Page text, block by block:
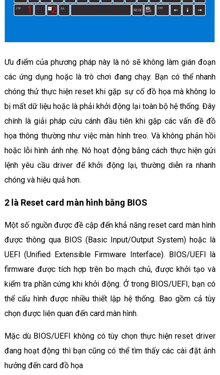
Ưu điểm của phương pháp này là nó sẽ không làm gián đoạn
các ứng dụng hoặc là trò chơi đang chạy. Bạn có thể nhanh
chóng thử thực hiện reset khi gặp sự cố đồ họa mà không lo
bị mất dữ liệu hoặc là phải khởi động lại toàn bộ hệ thống. Đây
chính là giải pháp cứu cánh đầu tiên khi gặp các vấn đề đồ
họa thông thường như việc màn hình treo. Và không phản hồi
hoặc lỗi hình ảnh nhẹ. Nó hoạt động bằng cách thực hiện gửi
lệnh yêu cầu driver để khởi động lại, thường diễn ra nhanh
chóng và hiệu quả hơn.
2 là Reset card màn hình bằng BIOS
Một số nguồn được đề cập đến khả năng reset card màn hình
được thông qua BIOS (Basic Input/Output System) hoặc là
UEFI (Unified Extensible Firmware Interface). BIOS/UEFI là
firmware được tích hợp trên bo mạch chủ, được khởi tạo và
kiểm tra phần cứng khi khởi động. Ở trong BIOS/UEFI, bạn có
thể cấu hình được nhiều thiết lập hệ thống. Bao gồm cả tùy
chọn được liên quan đến card màn hình.
Mặc dù BIOS/UEFI không có tùy chọn thực hiện reset driver
đang hoạt động thì bạn cũng có thể tìm thấy các cài đặt ảnh
hưởng đến card đồ họa